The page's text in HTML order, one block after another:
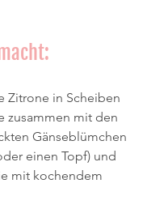
Zitrone in Scheiben
zusammen mit den
Gänseblümchen
einen Topf) und
mit kochendem